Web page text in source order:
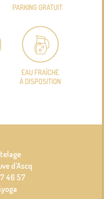
PARKING GRATUIT
EAU FRAÎCHE
À DISPOSITION
d’Ascq
46 57